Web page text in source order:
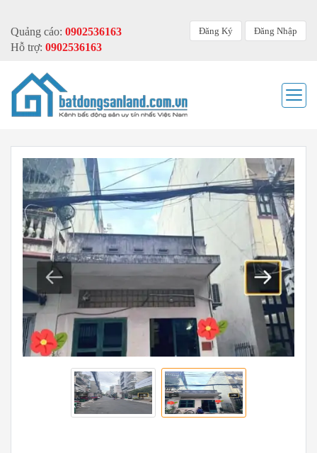
Quảng cáo: 0902536163
Hỗ trợ: 0902536163
Đăng Ký Đăng Nhập